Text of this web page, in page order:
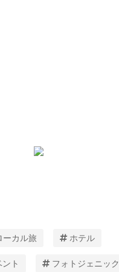
ーカル旅 ホテル
ント フォトジェニック